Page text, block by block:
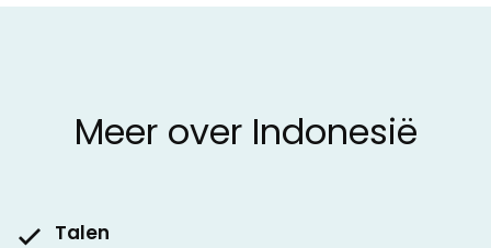
Meer over Indonesië
Talen